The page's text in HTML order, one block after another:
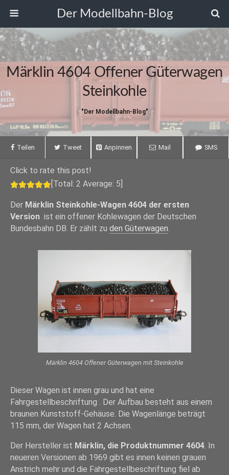
Der Modellbahn-Blog
Märklin 4604 Offener Güterwagen
Steinkohle
"Der Modellbahn-Blog"
Teilen Tweet Anpinnen Mail SMS
Click to rate this post!
[Total: 2 Average: 5
Der Märklin Steinkohle-Wagen 4604 der ersten
Version ist ein offener Kohlewagen der Deutschen
Bundesbahn DB. Er zählt zu den Güterwagen.
Märklin 4604 Offener Güterwagen mit Steinkohle
Dieser Wagen ist innen grau und hat eine
Fahrgestellbeschriftung . Der Aufbau besteht aus einem
braunen Kunststoff-Gehäuse. Die Wagenlänge beträgt
115 mm, der Wagen hat 2 Achsen.
Der Hersteller ist Märklin, die Produktnummer 4604. In
neueren Versionen ab 1969 gibt es innen keinen grauen
Anstrich mehr und die Fahrgestellbeschriftung fiel ab